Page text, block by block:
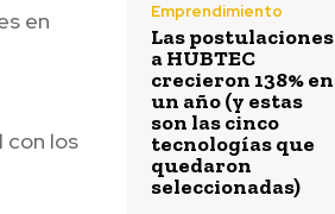
en
con los
Emprendimiento
Las postulaciones
a HUBTEC
crecieron 138% en
un año (y estas
son las cinco
tecnologías que
quedaron
seleccionadas)